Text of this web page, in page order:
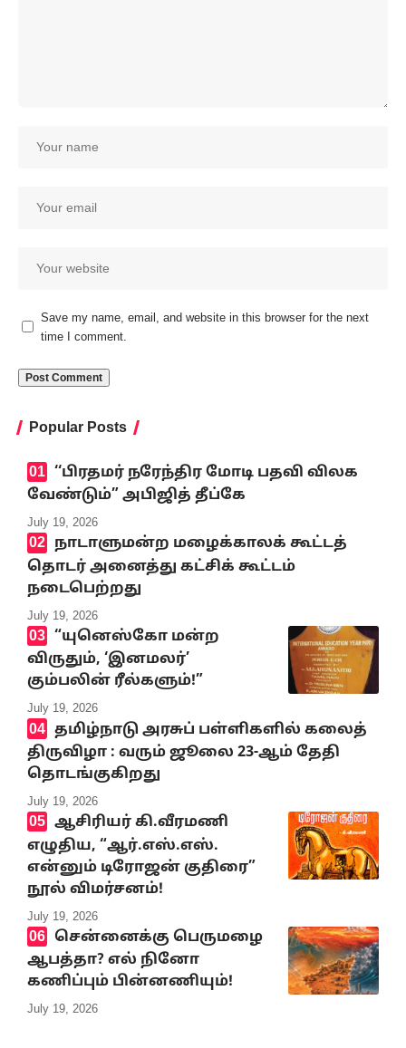
Save my name, email, and website in this browser for the next
time I comment.
Popular Posts
‘‘பிரதமர் நரேந்திர மோடி பதவி விலக
வேண்டும்” அபிஜித் தீப்கே
July 19, 2026
நாடாளுமன்ற மழைக்காலக் கூட்டத்
தொடர் அனைத்து கட்சிக் கூட்டம்
நடைபெற்றது
July 19, 2026
“யுனெஸ்கோ மன்ற
விருதும், ‘இனமலர்’
கும்பலின் ரீல்களும்!”
July 19, 2026
தமிழ்நாடு அரசுப் பள்ளிகளில் கலைத்
திருவிழா : வரும் ஜூலை 23-ஆம் தேதி
தொடங்குகிறது
July 19, 2026
ஆசிரியர் கி.வீரமணி
எழுதிய, “ஆர்.எஸ்.எஸ்.
என்னும் டிரோஜன் குதிரை”
நூல் விமர்சனம்!
July 19, 2026
சென்னைக்கு பெருமழை
ஆபத்தா? எல் நினோ
கணிப்பும் பின்னணியும்!
July 19, 2026